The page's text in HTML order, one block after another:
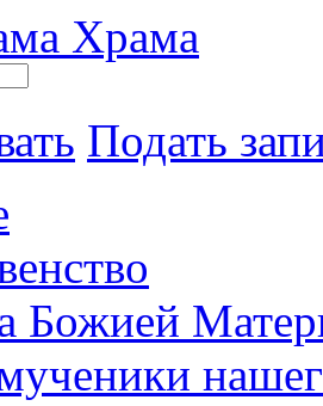
Храма
Подать
Божией